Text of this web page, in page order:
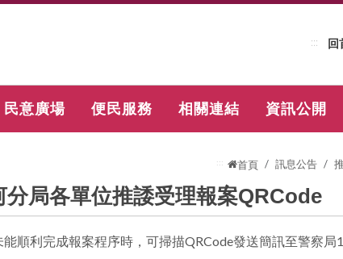
::: 回
民意廣場 便民服務 相關連結 資訊公開
::: 首頁 訊息公告
分局各單位推諉受理報案QRCode
能順利完成報案程序時，可掃描QRCode發送簡訊至警察局